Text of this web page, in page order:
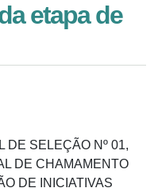
etapa de
DE SELEÇÃO Nº 01,
DE CHAMAMENTO
DE INICIATIVAS